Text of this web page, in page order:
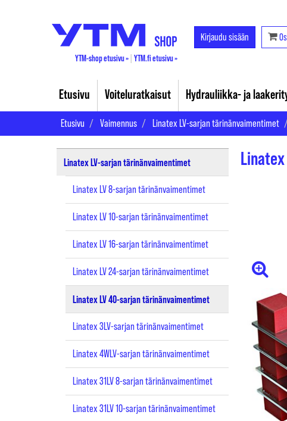
YTM-shop etusivu » YTM.fi etusivu »
Kirjaudu sisään
Etusivu Voiteluratkaisut Hydrauliikka- ja
Etusivu Vaimennus Linatex LV-sarjan tärinänvaimentimet
Linatex LV-sarjan tärinänvaimentimet
Linatex LV 8-sarjan tärinänvaimentimet
Linatex LV 10-sarjan tärinänvaimentimet
Linatex LV 16-sarjan tärinänvaimentimet
Linatex LV 24-sarjan tärinänvaimentimet
Linatex LV 40-sarjan tärinänvaimentimet
Linatex 3LV-sarjan tärinänvaimentimet
Linatex 4WLV-sarjan tärinänvaimentimet
Linatex 31LV 8-sarjan tärinänvaimentimet
Linatex 31LV 10-sarjan tärinänvaimentimet